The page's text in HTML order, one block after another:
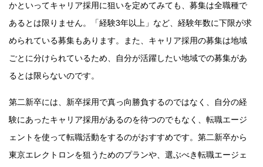
かといってキャリア採用に狙いを定めてみても、募集は全職種で
あるとは限りません。「経験3年以上」など、経験年数に下限が求
められている募集もあります。また、キャリア採用の募集は地域
ごとに分けられているため、自分が活躍したい地域での募集があ
るとは限らないのです。
第二新卒には、新卒採用で真っ向勝負するのではなく、自分の経
験にあったキャリア採用があるのを待つのでもなく、転職エージ
ェントを使って転職活動をするのがおすすめです。第二新卒から
東京エレクトロンを狙うためのプランや、選ぶべき転職エージェ